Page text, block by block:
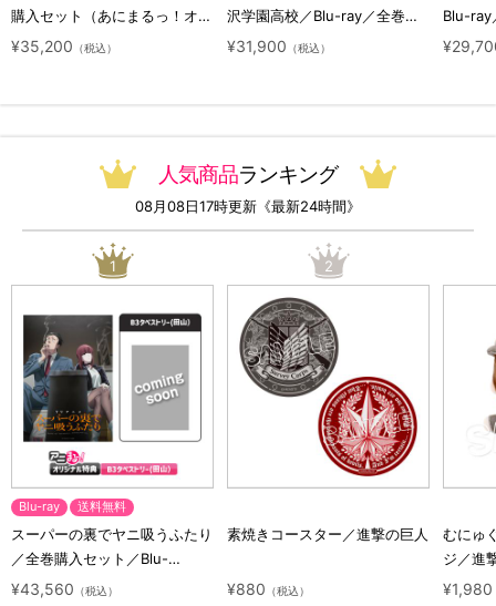
購入セット（あにまるっ！オリ
ジナル特典付き・送料無料）
¥35,200 （税込）
沢学園高校／Blu-ray／全巻セ
ット（初回生産限定・アニまる
¥31,900 （税込）
Blu-ray
ト（初
人気商品ランキング
08月08日17時更新《最新24時間》
1
Blu-ray 送料無料
スーパーの裏でヤニ吸うふたり
／全巻購入セット／Blu-
ray（アニまるっ！オリジナル
¥43,560 （税込）
2
素焼きコースター／進撃の巨人
¥880 （税込）
むにゅ
ジ／進
ラクタ
¥1,980